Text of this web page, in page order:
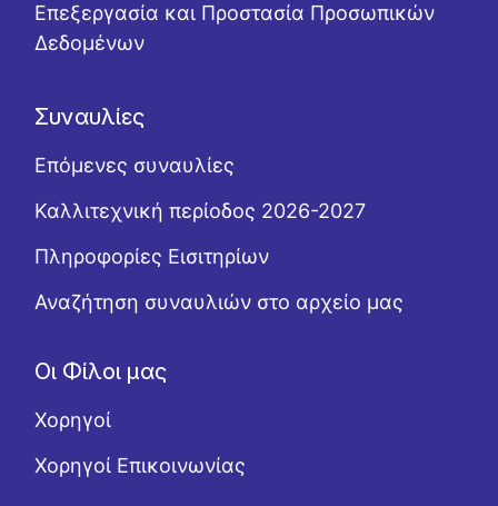
Επεξεργασία και Προστασία Προσωπικών
Δεδομένων
Συναυλίες
Επόμενες συναυλίες
Καλλιτεχνική περίοδος 2026-2027
Πληροφορίες Εισιτηρίων
Αναζήτηση συναυλιών στο αρχείο μας
Οι Φίλοι μας
Χορηγοί
Χορηγοί Επικοινωνίας